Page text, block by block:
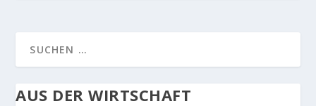
AUS DER WIRTSCHAFT